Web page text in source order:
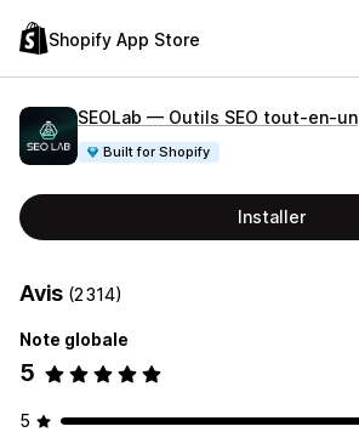
Shopify App Store
SEOLab — Outils SEO tout‑en‑un
Built for Shopify
Installer
Avis (2 314)
Note globale
5
5